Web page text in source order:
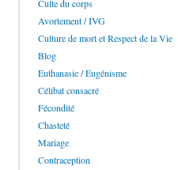
Culte du corps
Avortement / IVG
Culture de mort et Respect de la Vie
Blog
Euthanasie / Eugénisme
Célibat consacré
Fécondité
Chasteté
Mariage
Contraception